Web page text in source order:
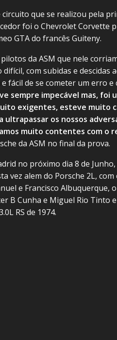
que se realizou pela
foi o Chevrolet Corvette
GTA do francês Guiteny.
da ASM que nele
com subidas e descidas
fácil de se cometer um erro
sempre impecável mas, foi
exigentes, esteve muito
os nossos
muito contentes com o
da ASM no final da prova.
no próximo dia 8 de
alem do Porsche 2L, com
e Francisco Albuquerque,
B Cunha e Miguel Rio Tinto
RS de 1974.